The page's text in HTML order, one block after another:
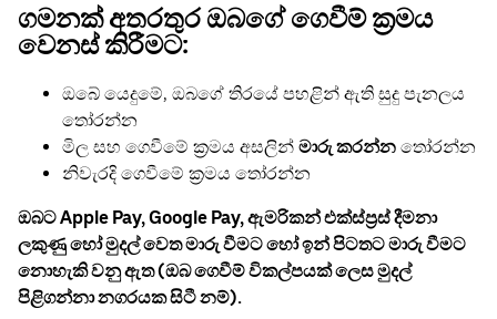
ගමනක් අතරතුර ඔබගේ ගෙවීම් ක්‍රමය
වෙනස් කිරීමට:
ඔබේ යෙදුමේ, ඔබගේ තිරයේ පහළින් ඇති සුදු පැනලය
තෝරන්න
මිල සහ ගෙවීමේ ක්‍රමය අසලින් මාරු කරන්න තෝරන්න
නිවැරදි ගෙවීමේ ක්‍රමය තෝරන්න
ඔබට Apple Pay, Google Pay, ඇමරිකන් එක්ස්ප්‍රස් දීමනා
ලකුණු හෝ මුදල් වෙත මාරු වීමට හෝ ඉන් පිටතට මාරු වීමට
නොහැකි වනු ඇත (ඔබ ගෙවීම් විකල්පයක් ලෙස මුදල්
පිළිගන්නා නගරයක සිටී නම්).